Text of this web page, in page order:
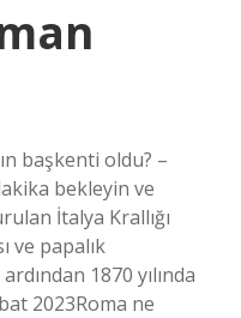
başkenti oldu? –
bekleyin ve
İtalya Krallığı
ve papalık
1870 yılında
2023Roma ne